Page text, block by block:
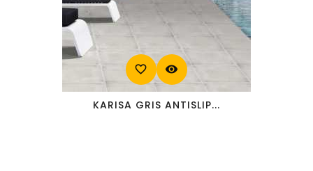
favorite_border visibility
KARISA GRIS ANTISLIP...